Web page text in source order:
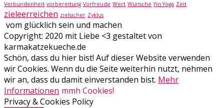
Verbundenheit vorbereitung Vorfreude Wert Wünsche Yin Yoga Zeit
zieleerreichen zielsicher Zyklus
vom glücklich sein und machen
Copyright: 2020 mit Liebe <3 gestaltet von
karmakatzekueche.de
Schön, dass du hier bist! Auf dieser Website verwenden
wir Cookies. Wenn du die Seite weiterhin nutzt, nehmen
wir an, dass du damit einverstanden bist. Mehr
Informationen mmh Cookies!
Privacy & Cookies Policy